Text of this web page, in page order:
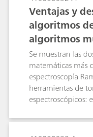
identificar
pastillas de
formas de mezcla.
Ventajas y
algoritmos
algoritmos
dentificación
nte
Se muestran las
matemáticas más
espectroscopía
herramientas de
espectroscópicos:
nivel de